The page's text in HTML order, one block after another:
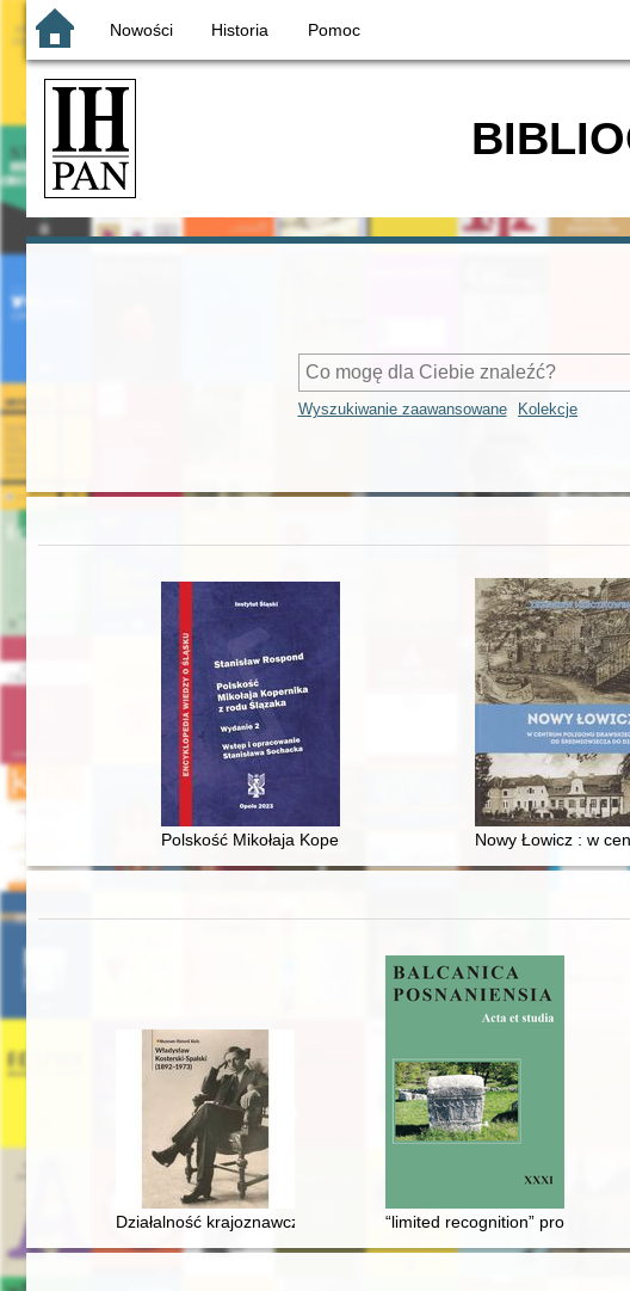
Nowości Historia Pomoc
Wyszukiwanie zaawansowane Kolekcje
Polskość Mikołaja Kopernika z rodu ŚlązakaNowy Łowicz : w
Działalność krajoznawcza i muzealna Władysława Kosterskiego-
“limited recognition” problem